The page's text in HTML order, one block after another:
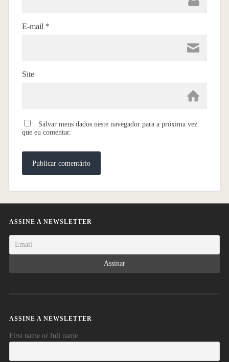
E-mail *
Site
Salvar meus dados neste navegador para a próxima vez
que eu comentar.
ASSINE A NEWSLETTER
ASSINE A NEWSLETTER
First name or full name